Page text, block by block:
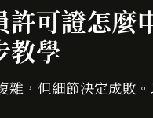
可證怎麼
教學
雜，但細節決定成敗